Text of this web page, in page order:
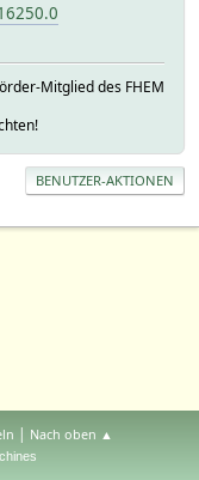
Mitglied des FHEM
BENUTZER-AKTIONEN
| Nach oben ▲